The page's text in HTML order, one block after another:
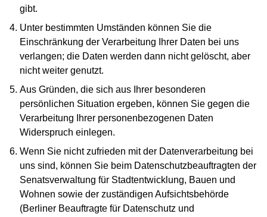
gibt.
Unter bestimmten Umständen können Sie die
Einschränkung der Verarbeitung Ihrer Daten bei uns
verlangen; die Daten werden dann nicht gelöscht, aber
nicht weiter genutzt.
Aus Gründen, die sich aus Ihrer besonderen
persönlichen Situation ergeben, können Sie gegen die
Verarbeitung Ihrer personenbezogenen Daten
Widerspruch einlegen.
Wenn Sie nicht zufrieden mit der Datenverarbeitung bei
uns sind, können Sie beim Datenschutzbeauftragten der
Senatsverwaltung für Stadtentwicklung, Bauen und
Wohnen sowie der zuständigen Aufsichtsbehörde
(Berliner Beauftragte für Datenschutz und